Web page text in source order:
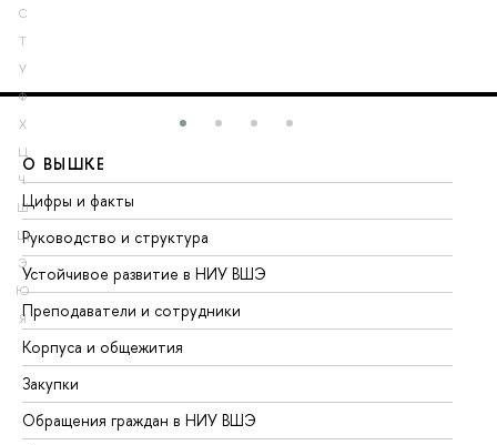
С
Т
У
Ф
Х
Ц
Ч
Ш
Щ
Э
Ю
Я
О ВЫШКЕ
Цифры и факты
Руководство и структура
Устойчивое развитие в НИУ ВШЭ
Преподаватели и сотрудники
Корпуса и общежития
Закупки
Обращения граждан в НИУ ВШЭ